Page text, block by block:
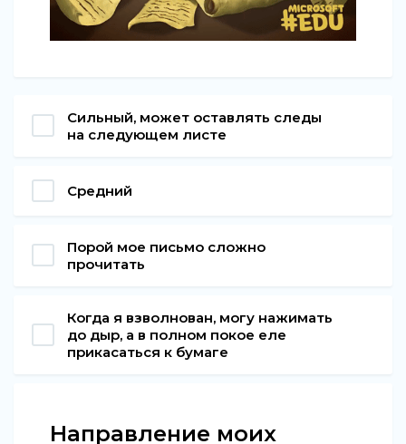
Сильный, может оставлять следы
на следующем листе
Средний
Порой мое письмо сложно
прочитать
Когда я взволнован, могу нажимать
до дыр, а в полном покое еле
прикасаться к бумаге
Направление моих